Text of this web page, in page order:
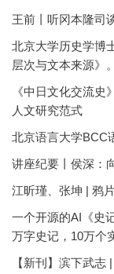
王前丨听冈本隆司
北京大学历史学博
层次与文本来源》
《中日文化交流
人文研究范式
北京语言大学BCC
讲座纪要丨侯深：
江昕瑾、张坤 | 鸦
一个开源的AI《史
万字史记，10万个
【新刊】滨下武志